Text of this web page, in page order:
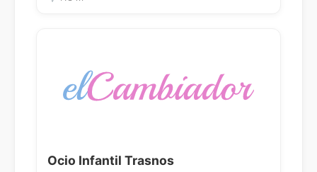
Ocio Infantil Trasnos